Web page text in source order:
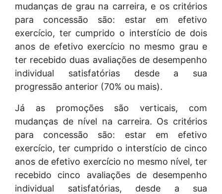
mudanças de grau na carreira, e os critérios
para concessão são: estar em efetivo
exercício, ter cumprido o interstício de dois
anos de efetivo exercício no mesmo grau e
ter recebido duas avaliações de desempenho
individual satisfatórias desde a sua
progressão anterior (70% ou mais).
Já as promoções são verticais, com
mudanças de nível na carreira. Os critérios
para concessão são: estar em efetivo
exercício, ter cumprido o interstício de cinco
anos de efetivo exercício no mesmo nível, ter
recebido cinco avaliações de desempenho
individual satisfatórias, desde a sua